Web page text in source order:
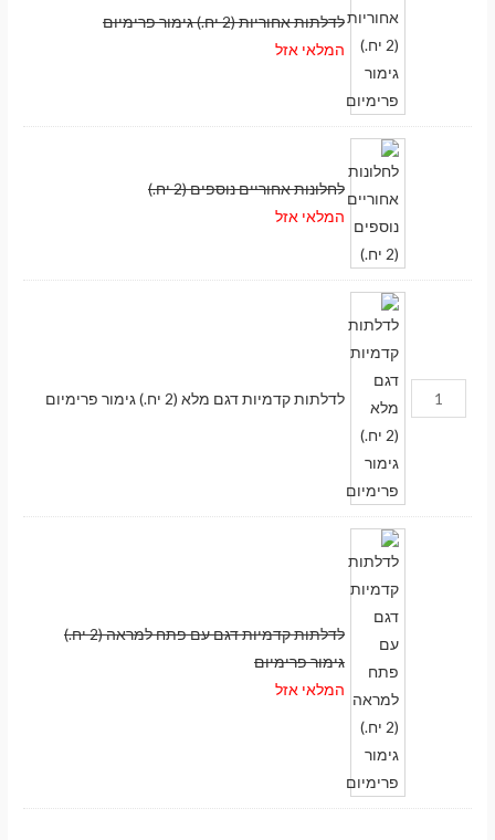
לדלתות אחוריות (2 יח.) גימור פרימיום
המלאי אזל
לחלונות אחוריים נוספים (2 יח.)
המלאי אזל
לדלתות קדמיות דגם מלא (2 יח.) גימור פרימיום
לדלתות קדמיות דגם עם פתח למראה (2 יח.)
גימור פרימיום
המלאי אזל